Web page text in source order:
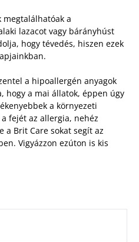
megtalálhatóak a
lazacot vagy bárányhúst
hogy tévedés, hiszen ezek
a hipoallergén anyagok
hogy a mai állatok, éppen úgy
a környezeti
fejét az allergia, nehéz
a Brit Care sokat segít az
Vigyázzon ezúton is kis